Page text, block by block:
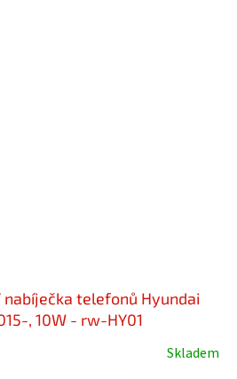
nabíječka telefonů Hyundai
, 10W - rw-HY01
Skladem